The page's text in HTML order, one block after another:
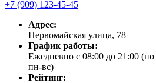
+7 (909) 123-45-45
Адрес:
Первомайская улица, 78
График работы:
Ежедневно с 08:00 до 21:00 (по
пн-вс)
Рейтинг: